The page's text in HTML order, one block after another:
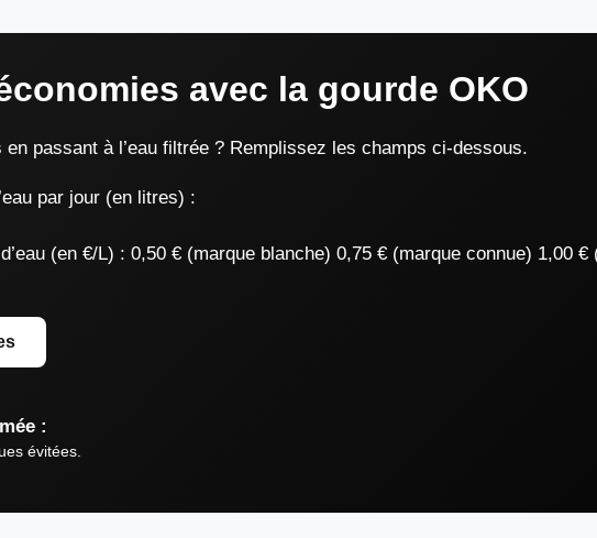
avec la gourde OKO
passant à l’eau filtrée ? Remplissez les champs ci-dessous.
par jour (en litres) :
(en €/L) : 0,50 € (marque blanche) 0,75 € (marque connue) 1,00 €
:
évitées.